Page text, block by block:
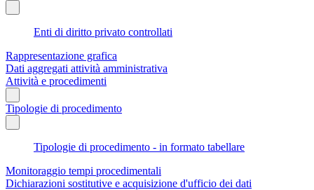
Enti di diritto privato controllati
Rappresentazione grafica
Dati aggregati attività amministrativa
Attività e procedimenti
Tipologie di procedimento
Tipologie di procedimento - in formato tabellare
Monitoraggio tempi procedimentali
Dichiarazioni sostitutive e acquisizione d'ufficio dei dati